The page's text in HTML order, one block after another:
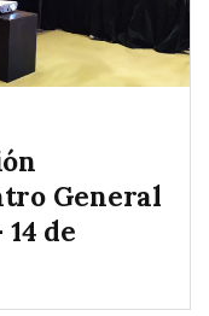
General
de